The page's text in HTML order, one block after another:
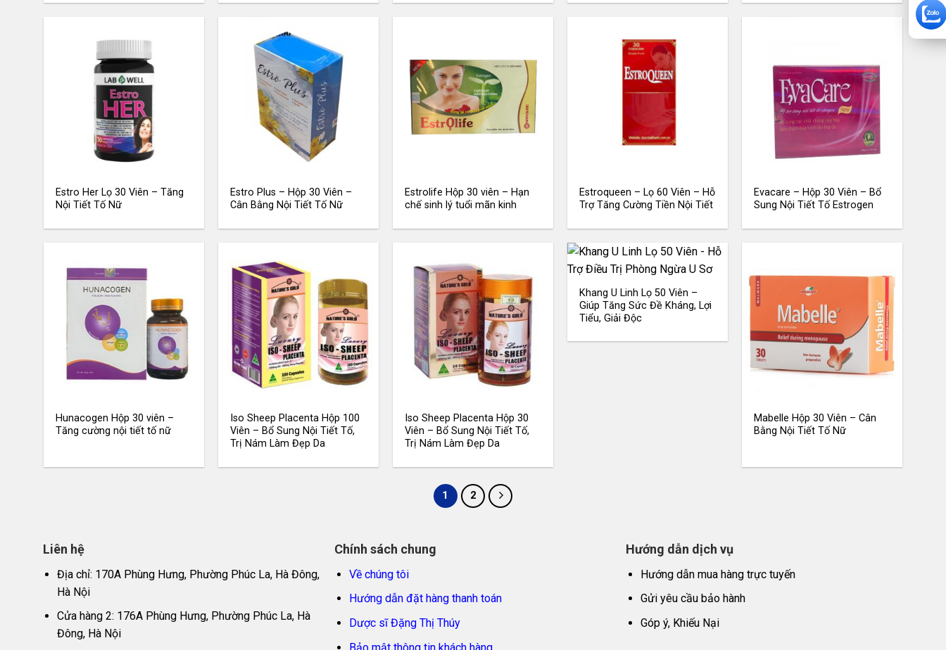
Estro Her Lọ 30 Viên – Tăng
Nội Tiết Tố Nữ
Estro Plus – Hộp 30 Viên –
Cân Bằng Nội Tiết Tố Nữ
Estrolife Hộp 30 viên – Hạn
chế sinh lý tuổi mãn kinh
Estroqueen – Lọ 60 Viên – Hỗ
Trợ Tăng Cường Tiền Nội Tiết
Evacare – Hộp 30 Viên – Bổ
Sung Nội Tiết Tố Estrogen
Hunacogen Hộp 30 viên –
Tăng cường nội tiết tố nữ
Iso Sheep Placenta Hộp 100
Viên – Bổ Sung Nội Tiết Tố,
Trị Nám Làm Đẹp Da
Iso Sheep Placenta Hộp 30
Viên – Bổ Sung Nội Tiết Tố,
Trị Nám Làm Đẹp Da
Khang U Linh Lọ 50 Viên –
Giúp Tăng Sức Đề Kháng, Lợi
Tiểu, Giải Độc
Mabelle Hộp 30 Viên – Cân
Bằng Nội Tiết Tố Nữ
1 2
Liên hệ
Địa chỉ: 170A Phùng Hưng, Phường Phúc La, Hà Đông,
Hà Nội
Cửa hàng 2: 176A Phùng Hưng, Phường Phúc La, Hà
Đông, Hà Nội
Chính sách chung
Về chúng tôi
Hướng dẫn đặt hàng thanh toán
Dược sĩ Đặng Thị Thúy
Bảo mật thông tin khách hàng
Hướng dẫn dịch vụ
Hướng dẫn mua hàng trực tuyến
Gửi yêu cầu bảo hành
Góp ý, Khiếu Nại